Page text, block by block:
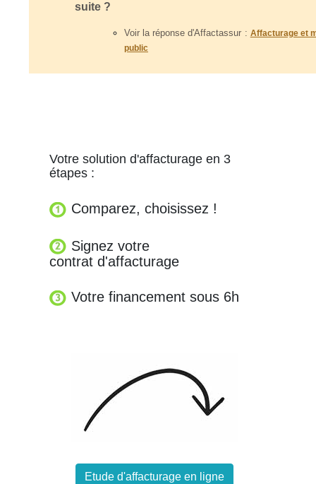
suite ?
Voir la réponse d'Affactassur : Affacturage et
public
Votre solution d'affacturage en 3
étapes :
Comparez, choisissez !
Signez votre
contrat d'affacturage
Votre financement sous 6h
Etude d'affacturage en ligne